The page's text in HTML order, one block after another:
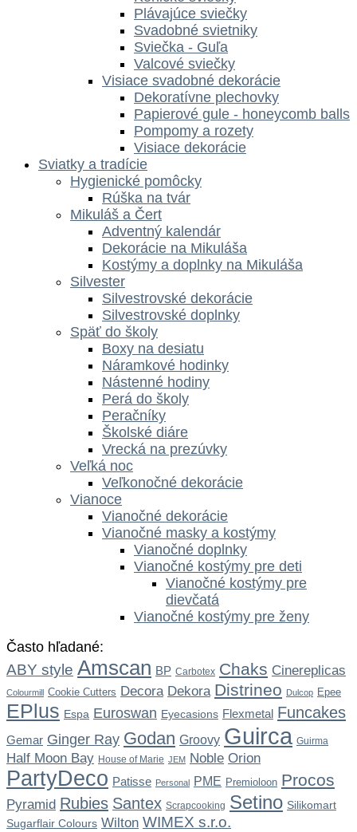
Plávajúce sviečky
Svadobné svietniky
Sviečka - Guľa
Valcové sviečky
Visiace svadobné dekorácie
Dekoratívne plechovky
Papierové gule - honeycomb balls
Pompomy a rozety
Visiace dekorácie
Sviatky a tradície
Hygienické pomôcky
Rúška na tvár
Mikuláš a Čert
Adventný kalendár
Dekorácie na Mikuláša
Kostýmy a doplnky na Mikuláša
Silvester
Silvestrovské dekorácie
Silvestrovské doplnky
Späť do školy
Boxy na desiatu
Náramkové hodinky
Nástenné hodiny
Perá do školy
Peračníky
Školské diáre
Vrecká na prezúvky
Veľká noc
Veľkonočné dekorácie
Vianoce
Vianočné dekorácie
Vianočné masky a kostýmy
Vianočné doplnky
Vianočné kostýmy pre deti
Vianočné kostýmy pre
dievčatá
Vianočné kostýmy pre ženy
Často hľadané:
ABY style Amscan BP Carbotex Chaks Cinereplicas
Colourmill Cookie Cutters Decora Dekora Distrineo Dulcop Epee
EPlus Espa Euroswan Eyecasions Flexmetal Funcakes
Gemar Ginger Ray Godan Groovy Guirca Guirma
Half Moon Bay House of Marie JEM Noble Orion
PartyDeco Patisse Personal PME Premioloon Procos
Pyramid Rubies Santex Scrapcooking Setino Silikomart
Sugarflair Colours Wilton WIMEX s.r.o.